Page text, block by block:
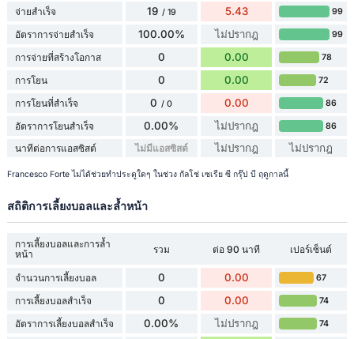
จ่ายสำเร็จ 19 / 19 5.43 99
อัตราการจ่ายสำเร็จ 100.00% ไม่ปรากฎ 99
การจ่ายที่สร้างโอกาส 0 0.00 78
การโยน 0 0.00 72
การโยนที่สำเร็จ 0 / 0 0.00 86
อัตราการโยนสำเร็จ 0.00% ไม่ปรากฎ 86
นาทีต่อการแอสซิสต์ ไม่มีแอสซิสต์ ไม่ปรากฎ ไม่ปรากฎ
Francesco Forte ไม่ได้ช่วยทำประตูใดๆ ในช่วง กัลโช่ เซเรีย ซี กรุ๊ป บี ฤดูกาลนี้
สถิติการเลี้ยงบอลและล้ำหน้า
การเลี้ยงบอลและการล้ำ
หน้า
รวม ต่อ 90 นาที เปอร์เซ็นต์
จำนวนการเลี้ยงบอล 0 0.00 67
การเลี้ยงบอลสำเร็จ 0 0.00 74
อัตราการเลี้ยงบอลสำเร็จ 0.00% ไม่ปรากฎ 74